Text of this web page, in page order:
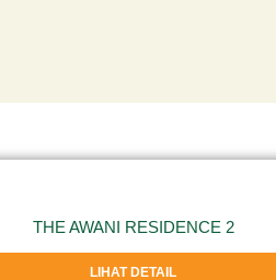
THE AWANI RESIDENCE 2
LIHAT DETAIL